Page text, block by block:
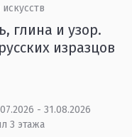
искусств
глина и узор.
изразцов
- 31.08.2026
3 этажа